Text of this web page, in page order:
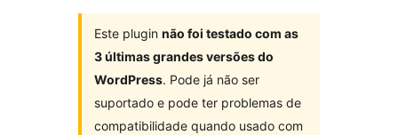
Este plugin não foi testado com as
3 últimas grandes versões do
WordPress. Pode já não ser
suportado e pode ter problemas de
compatibilidade quando usado com